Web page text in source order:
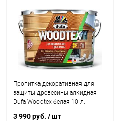
Пропитка декоративная для
защиты древесины алкидная
Dufa Woodtex белая 10 л.
3 990 руб. / шт